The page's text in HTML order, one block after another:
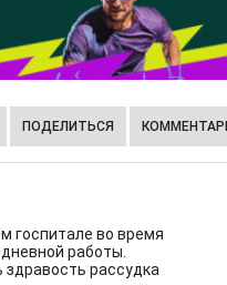
ПОДЕЛИТЬСЯ
госпитале во время
работы.
рассудка